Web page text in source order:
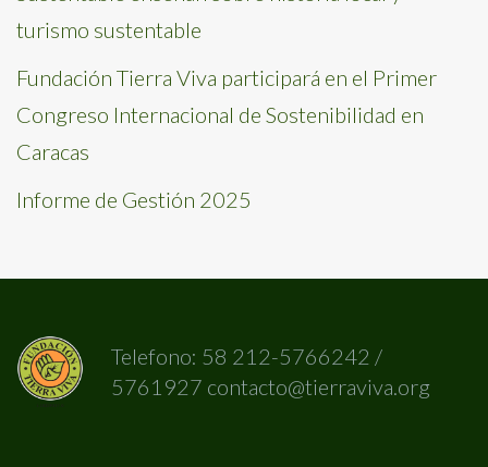
turismo sustentable
Fundación Tierra Viva participará en el Primer
Congreso Internacional de Sostenibilidad en
Caracas
Informe de Gestión 2025
Telefono: 58 212-5766242 /
5761927 contacto@tierraviva.org